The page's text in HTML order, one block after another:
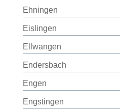
Ehningen
Eislingen
Ellwangen
Endersbach
Engen
Engstingen